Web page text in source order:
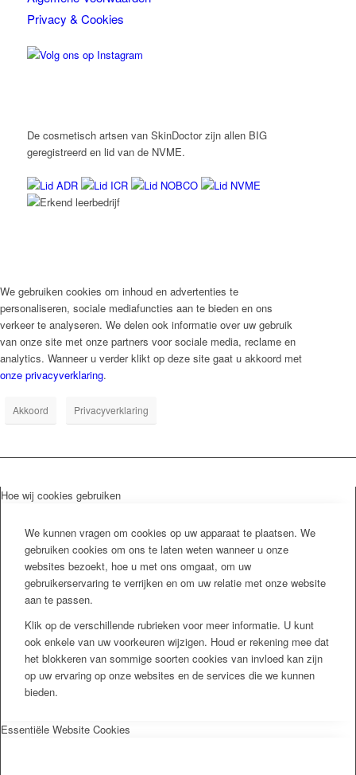
Privacy & Cookies
De cosmetisch artsen van SkinDoctor zijn allen BIG
geregistreerd en lid van de NVME.
We gebruiken cookies om inhoud en advertenties te
personaliseren, sociale mediafuncties aan te bieden en ons
verkeer te analyseren. We delen ook informatie over uw gebruik
van onze site met onze partners voor sociale media, reclame en
analytics. Wanneer u verder klikt op deze site gaat u akkoord met
onze privacyverklaring.
Akkoord Privacyverklaring
Hoe wij cookies gebruiken
We kunnen vragen om cookies op uw apparaat te plaatsen. We
gebruiken cookies om ons te laten weten wanneer u onze
websites bezoekt, hoe u met ons omgaat, om uw
gebruikerservaring te verrijken en om uw relatie met onze website
aan te passen.
Klik op de verschillende rubrieken voor meer informatie. U kunt
ook enkele van uw voorkeuren wijzigen. Houd er rekening mee dat
het blokkeren van sommige soorten cookies van invloed kan zijn
op uw ervaring op onze websites en de services die we kunnen
bieden.
Essentiële Website Cookies